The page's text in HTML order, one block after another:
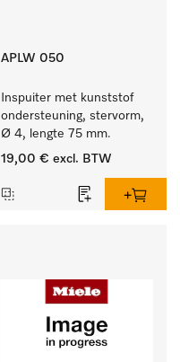
APLW 050
Inspuiter met kunststof
ondersteuning, stervorm,
Ø 4, lengte 75 mm.
19,00 € excl. BTW